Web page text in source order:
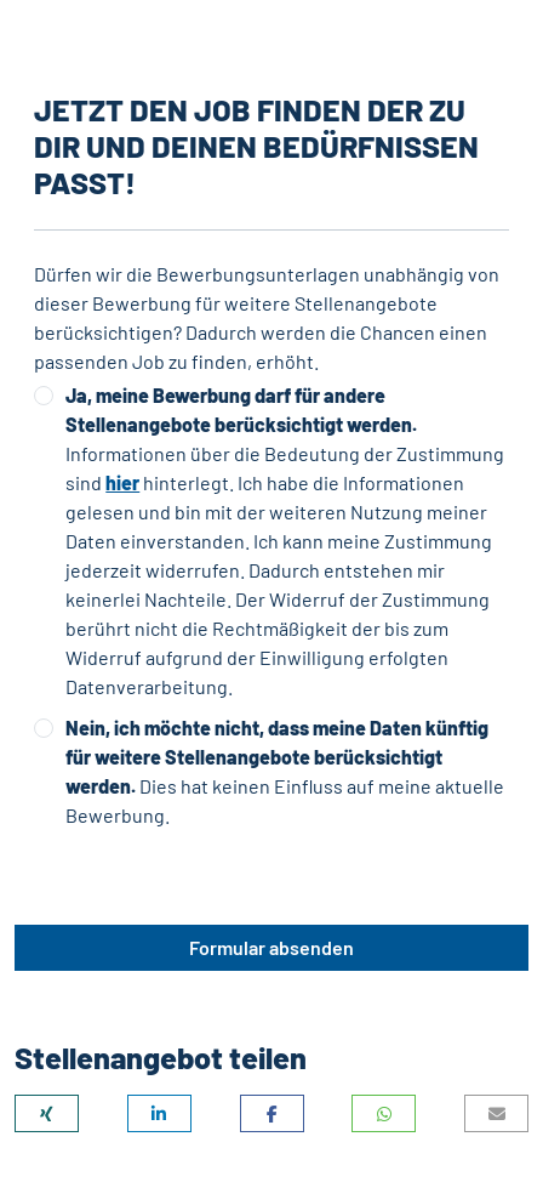
JETZT DEN JOB FINDEN DER ZU
DIR UND DEINEN BEDÜRFNISSEN
PASST!
Dürfen wir die Bewerbungsunterlagen unabhängig von
dieser Bewerbung für weitere Stellenangebote
berücksichtigen? Dadurch werden die Chancen einen
passenden Job zu finden, erhöht.
Ja, meine Bewerbung darf für andere
Stellenangebote berücksichtigt werden.
Informationen über die Bedeutung der Zustimmung
sindhier hinterlegt. Ich habe die Informationen
gelesen und bin mit der weiteren Nutzung meiner
Daten einverstanden. Ich kann meine Zustimmung
jederzeit widerrufen. Dadurch entstehen mir
keinerlei Nachteile. Der Widerruf der Zustimmung
berührt nicht die Rechtmäßigkeit der bis zum
Widerruf aufgrund der Einwilligung erfolgten
Datenverarbeitung.
Nein, ich möchte nicht, dass meine Daten künftig
für weitere Stellenangebote berücksichtigt
werden. Dies hat keinen Einfluss auf meine aktuelle
Bewerbung.
Formular absenden
Stellenangebot teilen